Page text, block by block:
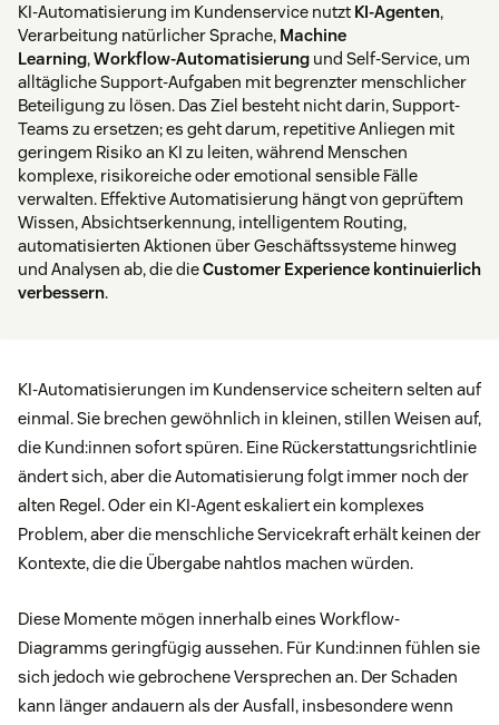
KI-Automatisierung im Kundenservice nutzt KI-Agenten,
Verarbeitung natürlicher Sprache, Machine
Learning,Workflow-Automatisierung und Self-Service, um
alltägliche Support-Aufgaben mit begrenzter menschlicher
Beteiligung zu lösen. Das Ziel besteht nicht darin, Support-
Teams zu ersetzen; es geht darum, repetitive Anliegen mit
geringem Risiko an KI zu leiten, während Menschen
komplexe, risikoreiche oder emotional sensible Fälle
verwalten. Effektive Automatisierung hängt von geprüftem
Wissen, Absichtserkennung, intelligentem Routing,
automatisierten Aktionen über Geschäftssysteme hinweg
und Analysen ab, die dieCustomer Experience kontinuierlich
verbessern.
KI-Automatisierungen im Kundenservice scheitern selten auf
einmal. Sie brechen gewöhnlich in kleinen, stillen Weisen auf,
die Kund:innen sofort spüren. Eine Rückerstattungsrichtlinie
ändert sich, aber die Automatisierung folgt immer noch der
alten Regel. Oder ein KI-Agent eskaliert ein komplexes
Problem, aber die menschliche Servicekraft erhält keinen der
Kontexte, die die Übergabe nahtlos machen würden.
Diese Momente mögen innerhalb eines Workflow-
Diagramms geringfügig aussehen. Für Kund:innen fühlen sie
sich jedoch wie gebrochene Versprechen an. Der Schaden
kann länger andauern als der Ausfall, insbesondere wenn